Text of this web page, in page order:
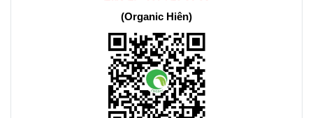
(Organic Hiên)